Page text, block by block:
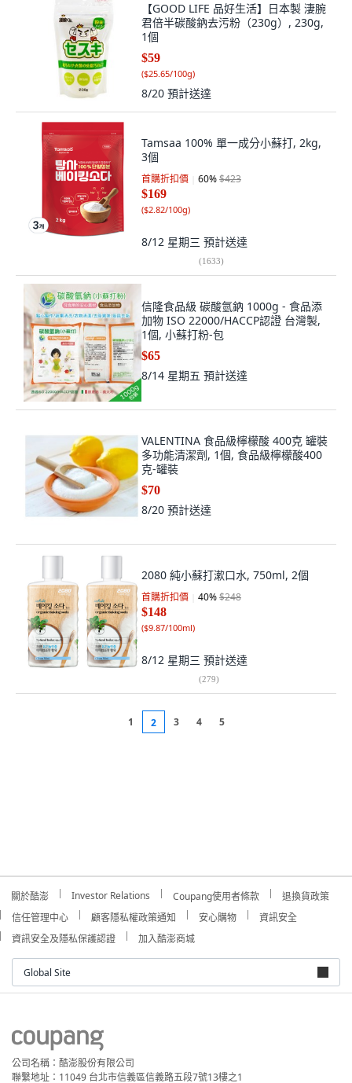
【GOOD LIFE 品好生活】日本製 淒腕
君倍半碳酸鈉去污粉（230g）, 230g,
1個
$59
($25.65/100g)
8/20 預計送達
Tamsaa 100% 單一成分小蘇打, 2kg,
3個
首購折扣價 60%$423
$169
($2.82/100g)
8/12 星期三 預計送達
(1633)
信隆食品級 碳酸氫鈉 1000g - 食品添
加物 ISO 22000/HACCP認證 台灣製,
1個, 小蘇打粉-包
$65
8/14 星期五 預計送達
VALENTINA 食品級檸檬酸 400克 罐裝
多功能清潔劑, 1個, 食品級檸檬酸400
克-罐裝
$70
8/20 預計送達
2080 純小蘇打漱口水, 750ml, 2個
首購折扣價 40%$248
$148
($9.87/100ml)
8/12 星期三 預計送達
(279)
1 2 3 4 5
關於酷澎 Investor Relations Coupang使用者條款
退換貨政策
信任管理中心
顧客隱私權政策通知 安心購物
資訊安全
資訊安全及隱私保護認證
加入酷澎商城
Global Site
公司名稱：酷澎股份有限公司
聯繫地址：11049 台北市信義區信義路五段7號13樓之1